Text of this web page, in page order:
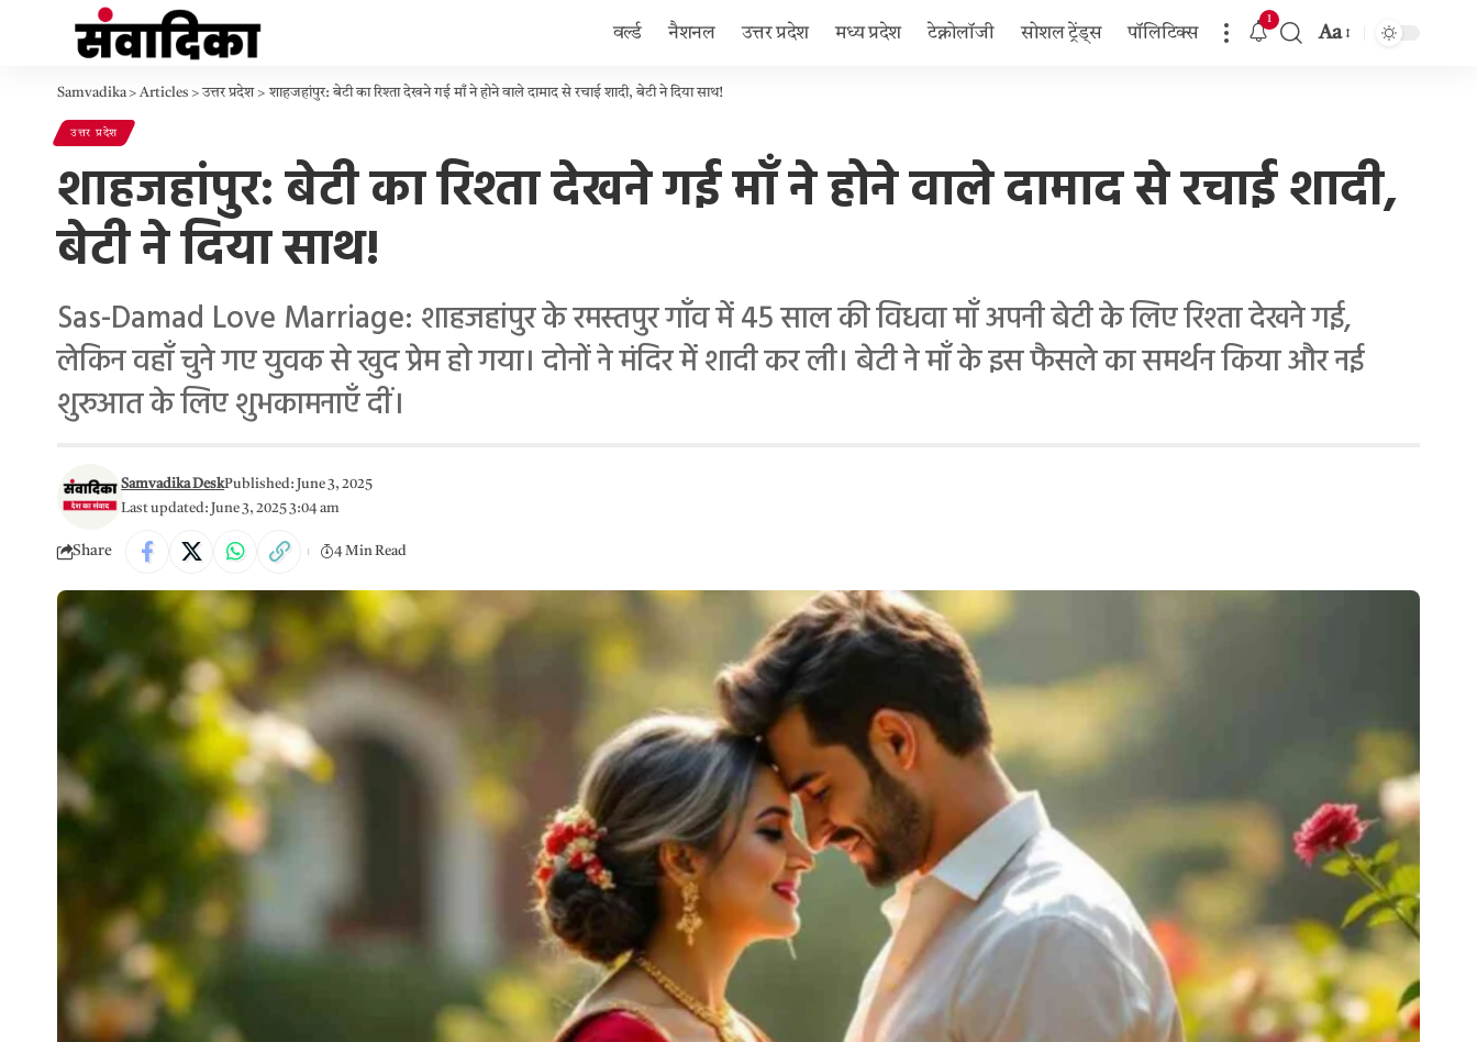
वर्ल्ड नैशनल उत्तर प्रदेश मध्य प्रदेश टेक्नोलॉजी सोशल ट्रेंड्स पॉलिटिक्स
1
Aa
Samvadika>Articles >उत्तर प्रदेश>शाहजहांपुर: बेटी का रिश्ता देखने गई माँ ने होने वाले दामाद से रचाई शादी, बेटी ने दिया साथ!
उत्तर प्रदेश
शाहजहांपुर: बेटी का रिश्ता देखने गई माँ ने होने वाले दामाद से रचाई शादी,
बेटी ने दिया साथ!
Sas-Damad Love Marriage: शाहजहांपुर के रमस्तपुर गाँव में 45 साल की विधवा माँ अपनी बेटी के लिए रिश्ता देखने गई,
लेकिन वहाँ चुने गए युवक से खुद प्रेम हो गया। दोनों ने मंदिर में शादी कर ली। बेटी ने माँ के इस फैसले का समर्थन किया और नई
शुरुआत के लिए शुभकामनाएँ दीं।
Last updated: June 3, 2025 3:04 am
Samvadika DeskPublished: June 3, 2025
Share 4 Min Read